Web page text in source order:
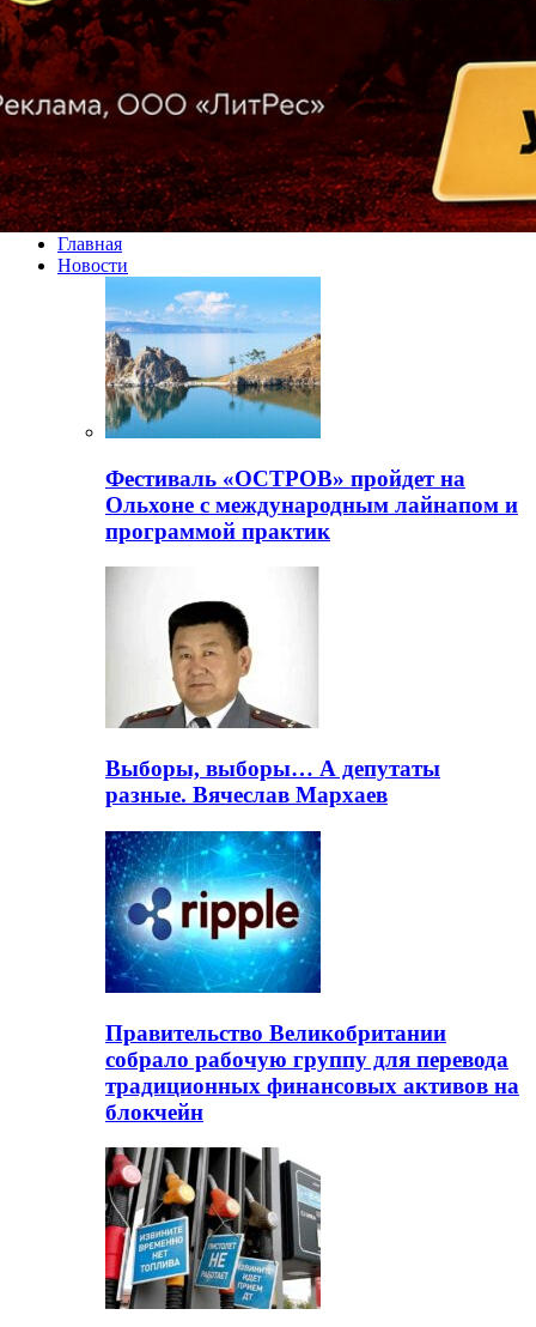
Главная
Новости
Фестиваль «ОСТРОВ» пройдет на
Ольхоне с международным лайнапом и
программой практик
Выборы, выборы… А депутаты
разные. Вячеслав Мархаев
Правительство Великобритании
собрало рабочую группу для перевода
традиционных финансовых активов на
блокчейн